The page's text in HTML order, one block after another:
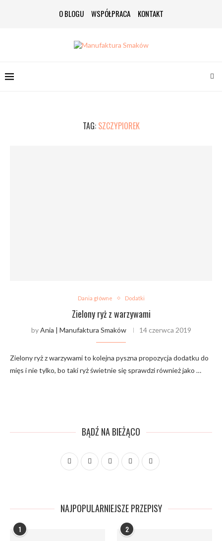
O BLOGU WSPÓŁPRACA KONTAKT
TAG: SZCZYPIOREK
Dania główne Dodatki
Zielony ryż z warzywami
byAnia | Manufaktura Smaków 14 czerwca 2019
Zielony ryż z warzywami to kolejna pyszna propozycja dodatku do
mięs i nie tylko, bo taki ryż świetnie się sprawdzi również jako …
BĄDŹ NA BIEŻĄCO
NAJPOPULARNIEJSZE PRZEPISY
1 2